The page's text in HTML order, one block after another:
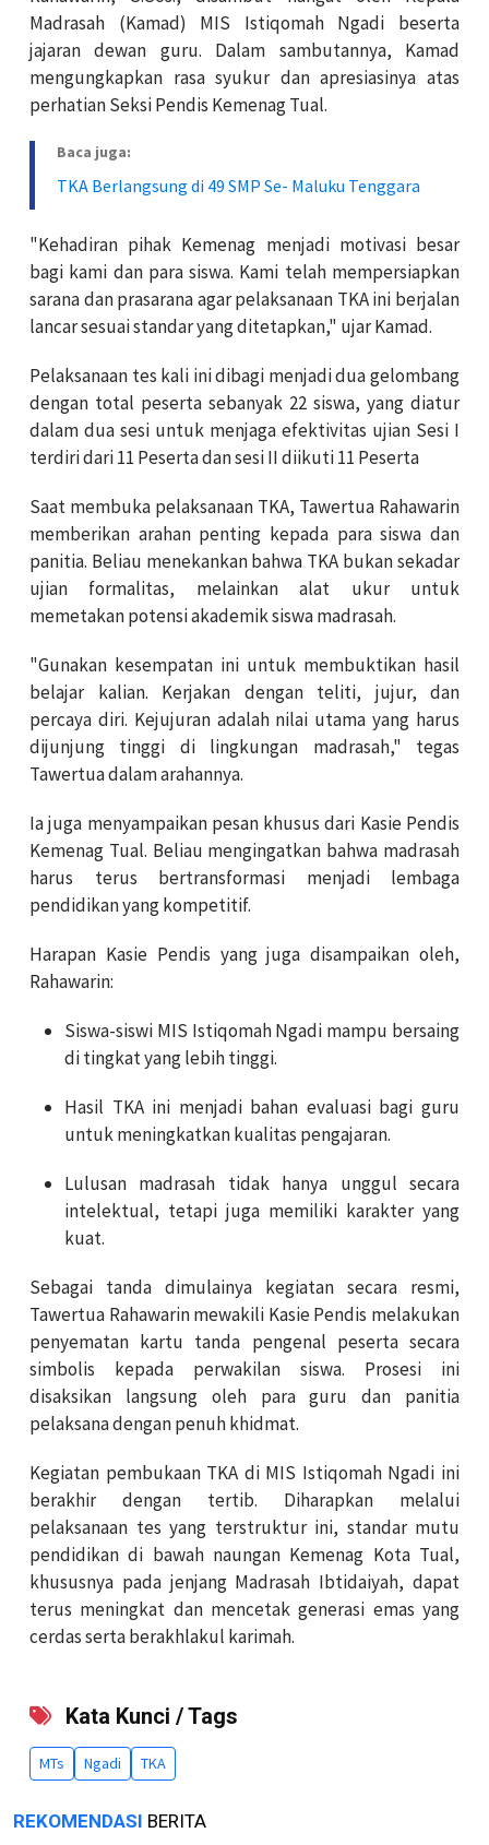
Madrasah (Kamad) MIS Istiqomah Ngadi beserta
jajaran dewan guru. Dalam sambutannya, Kamad
mengungkapkan rasa syukur dan apresiasinya atas
perhatian Seksi Pendis Kemenag Tual.
Baca juga:
TKA Berlangsung di 49 SMP Se- Maluku Tenggara
"Kehadiran pihak Kemenag menjadi motivasi besar
bagi kami dan para siswa. Kami telah mempersiapkan
sarana dan prasarana agar pelaksanaan TKA ini berjalan
lancar sesuai standar yang ditetapkan," ujar Kamad.
Pelaksanaan tes kali ini dibagi menjadi dua gelombang
dengan total peserta sebanyak 22 siswa, yang diatur
dalam dua sesi untuk menjaga efektivitas ujian Sesi I
terdiri dari 11 Peserta dan sesi II diikuti 11 Peserta
Saat membuka pelaksanaan TKA, Tawertua Rahawarin
memberikan arahan penting kepada para siswa dan
panitia. Beliau menekankan bahwa TKA bukan sekadar
ujian formalitas, melainkan alat ukur untuk
memetakan potensi akademik siswa madrasah.
"Gunakan kesempatan ini untuk membuktikan hasil
belajar kalian. Kerjakan dengan teliti, jujur, dan
percaya diri. Kejujuran adalah nilai utama yang harus
dijunjung tinggi di lingkungan madrasah," tegas
Tawertua dalam arahannya.
Ia juga menyampaikan pesan khusus dari Kasie Pendis
Kemenag Tual. Beliau mengingatkan bahwa madrasah
harus terus bertransformasi menjadi lembaga
pendidikan yang kompetitif.
Harapan Kasie Pendis yang juga disampaikan oleh,
Rahawarin:
Siswa-siswi MIS Istiqomah Ngadi mampu bersaing
di tingkat yang lebih tinggi.
Hasil TKA ini menjadi bahan evaluasi bagi guru
untuk meningkatkan kualitas pengajaran.
Lulusan madrasah tidak hanya unggul secara
intelektual, tetapi juga memiliki karakter yang
kuat.
Sebagai tanda dimulainya kegiatan secara resmi,
Tawertua Rahawarin mewakili Kasie Pendis melakukan
penyematan kartu tanda pengenal peserta secara
simbolis kepada perwakilan siswa. Prosesi ini
disaksikan langsung oleh para guru dan panitia
pelaksana dengan penuh khidmat.
Kegiatan pembukaan TKA di MIS Istiqomah Ngadi ini
berakhir dengan tertib. Diharapkan melalui
pelaksanaan tes yang terstruktur ini, standar mutu
pendidikan di bawah naungan Kemenag Kota Tual,
khususnya pada jenjang Madrasah Ibtidaiyah, dapat
terus meningkat dan mencetak generasi emas yang
cerdas serta berakhlakul karimah.
Kata Kunci / Tags
MTs Ngadi TKA
REKOMENDASI BERITA